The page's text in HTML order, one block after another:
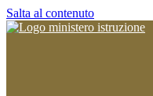
Salta al contenuto